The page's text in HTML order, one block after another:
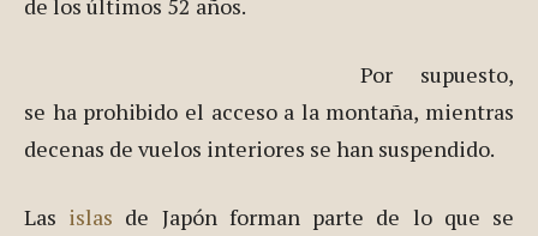
hace unos días, que a su vez fue la mayor erupción
de los últimos 52 años.
se ha prohibido el acceso a la montaña, mientras